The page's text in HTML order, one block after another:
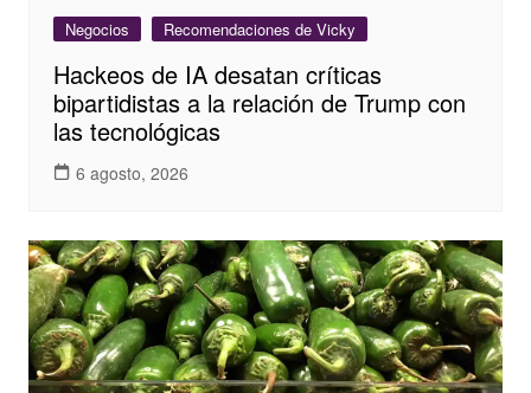
Negocios Recomendaciones de Vicky
Hackeos de IA desatan críticas
bipartidistas a la relación de Trump con
las tecnológicas
6 agosto, 2026